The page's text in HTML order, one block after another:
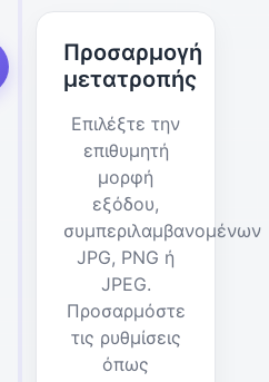
Προσαρμογή
μετατροπής
Επιλέξτε την
επιθυμητή
μορφή
εξόδου,
συμπεριλαμβανομένων
JPG, PNG ή
JPEG.
Προσαρμόστε
τις ρυθμίσεις
όπως